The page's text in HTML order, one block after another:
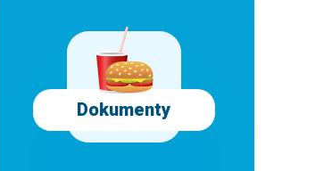
Dokumenty